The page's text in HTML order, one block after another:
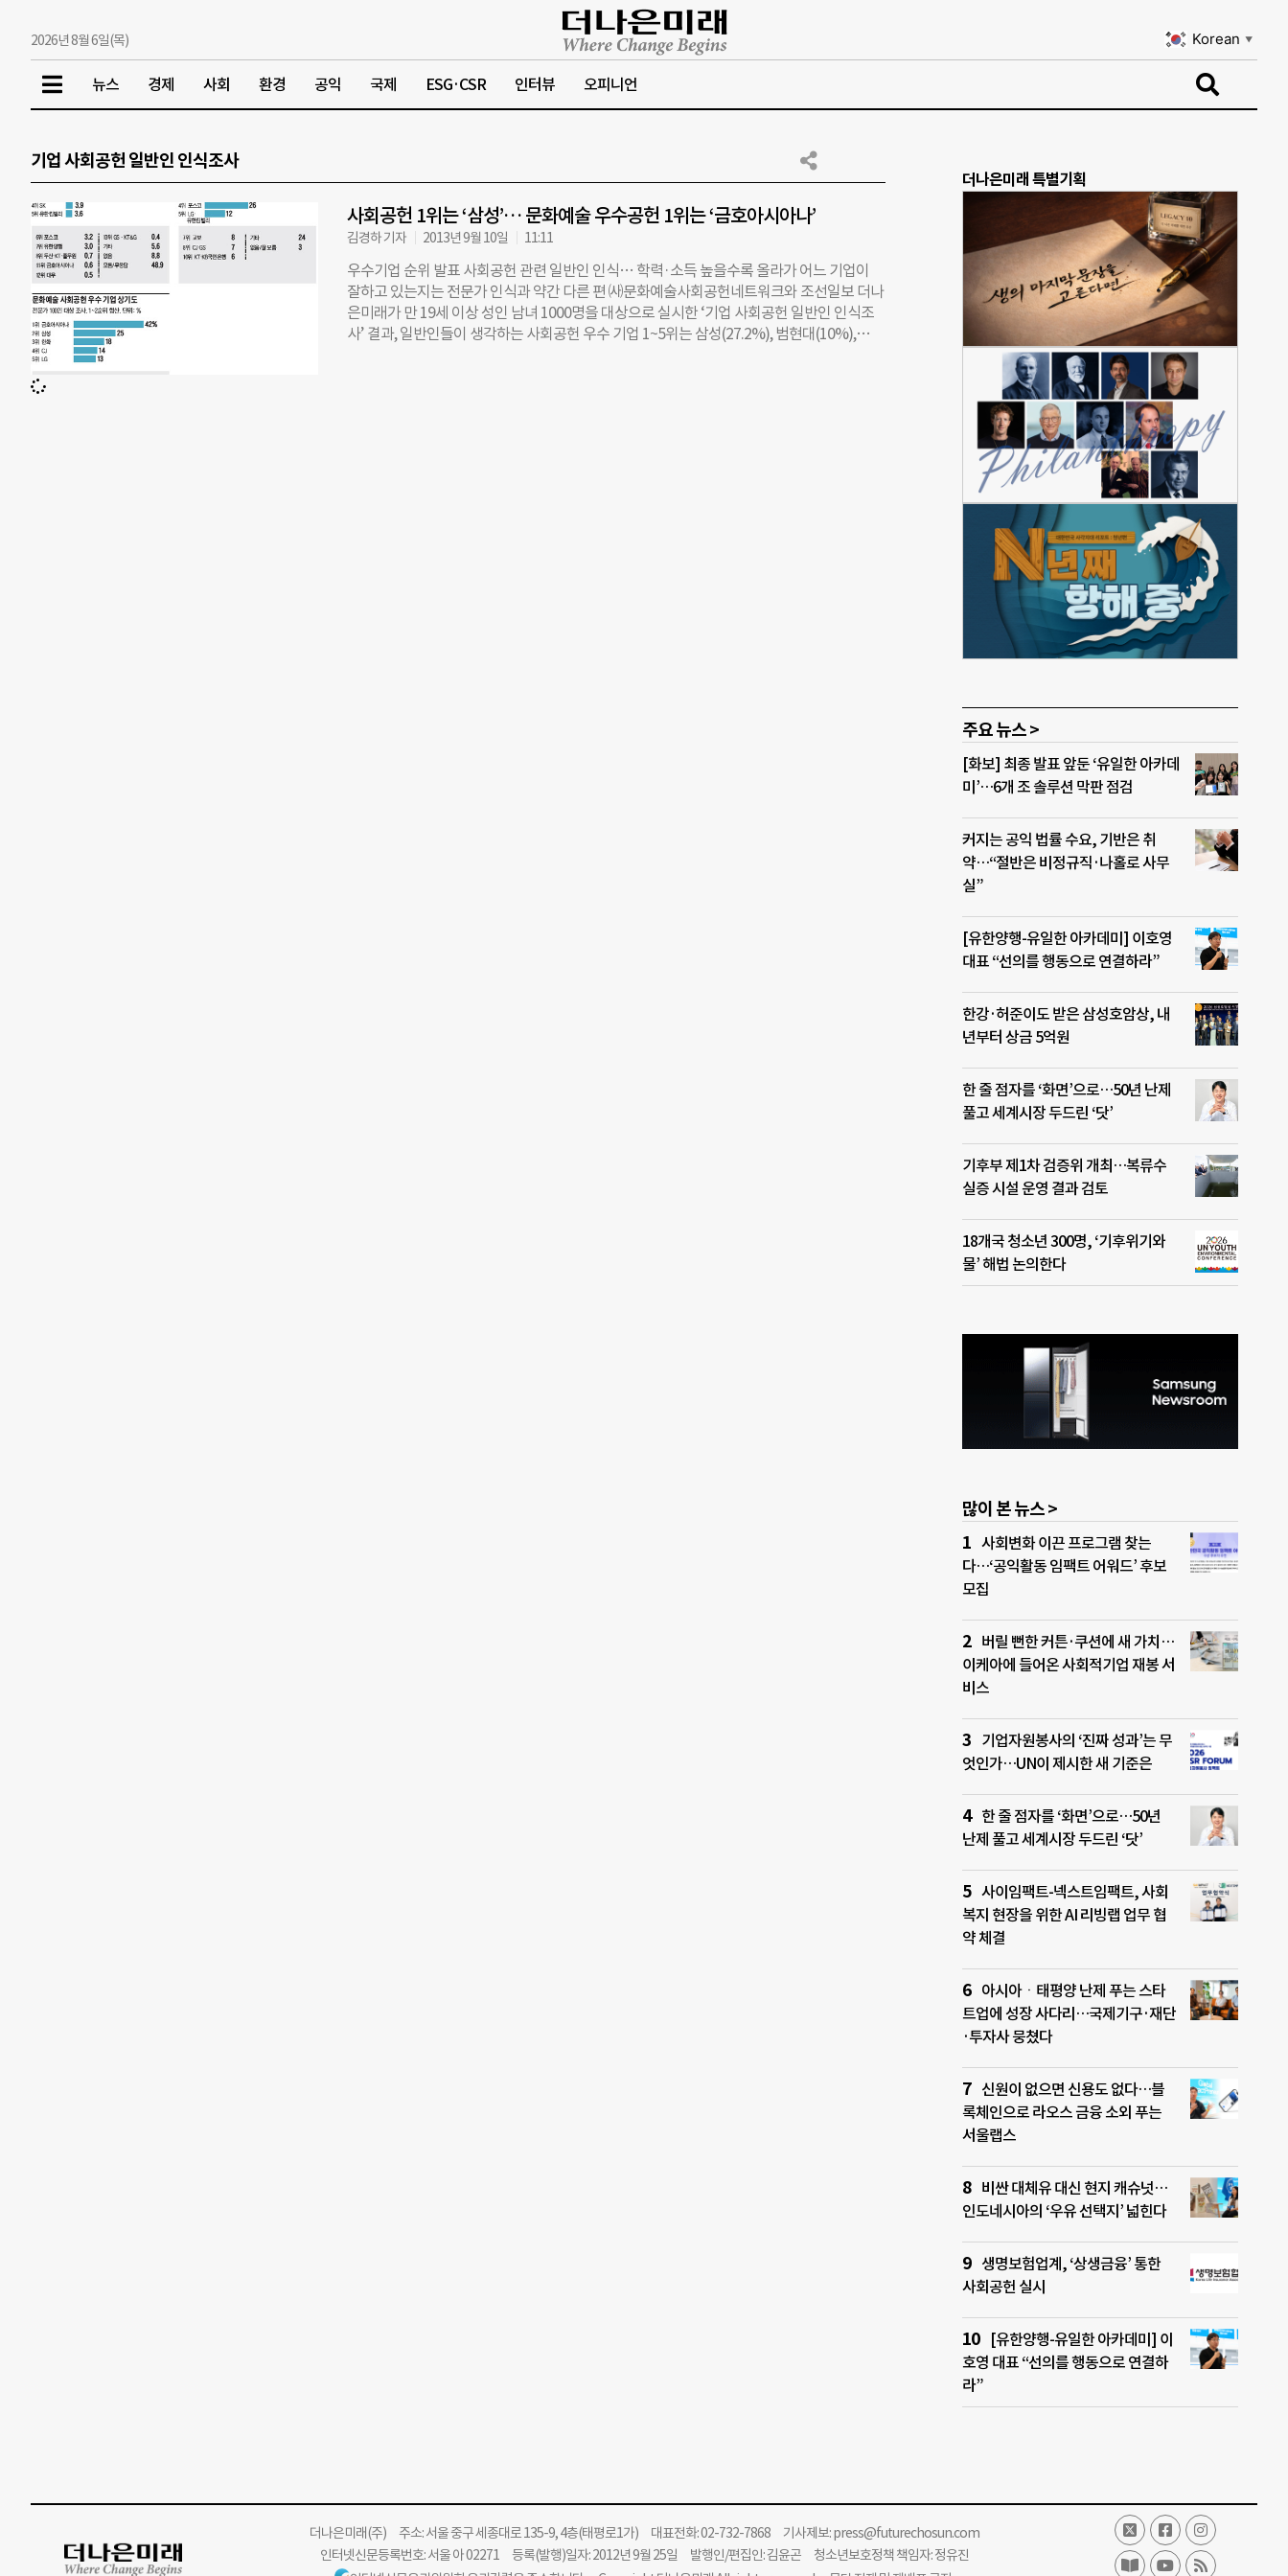
2026년 8월 6일(목) Korean ▼
뉴스 경제 사회 환경 공익 국제 ESG·CSR 인터뷰 오피니언
기업 사회공헌 일반인 인식조사
사회공헌 1위는 ‘삼성’… 문화예술 우수공헌 1위는 ‘금호아시아나’
김경하 기자 2013년 9월 10일 11:11
우수기업 순위 발표 사회공헌 관련 일반인 인식… 학력·소득 높을수록 올라가 어느 기업이
잘하고 있는지는 전문가 인식과 약간 다른 편 ㈔문화예술사회공헌네트워크와 조선일보 더나
은미래가 만 19세 이상 성인 남녀 1000명을 대상으로 실시한 ‘기업 사회공헌 일반인 인식조
사’ 결과, 일반인들이 생각하는 사회공헌 우수 기업 1~5위는 삼성(27.2%), 범현대(10%),
더나은미래 특별기획
주요 뉴스 >
[화보] 최종 발표 앞둔 ‘유일한 아카데
미’…6개 조 솔루션 막판 점검
커지는 공익 법률 수요, 기반은 취
약…“절반은 비정규직·나홀로 사무
실”
[유한양행-유일한 아카데미] 이호영
대표 “선의를 행동으로 연결하라”
한강·허준이도 받은 삼성호암상, 내
년부터 상금 5억원
한 줄 점자를 ‘화면’으로…50년 난제
풀고 세계시장 두드린 ‘닷’
기후부 제1차 검증위 개최…복류수
실증 시설 운영 결과 검토
18개국 청소년 300명, ‘기후위기와
물’ 해법 논의한다
많이 본 뉴스 >
사회변화 이끈 프로그램 찾는
다…‘공익활동 임팩트 어워드’ 후보
모집
버릴 뻔한 커튼·쿠션에 새 가치…
이케아에 들어온 사회적기업 재봉 서
비스
기업자원봉사의 ‘진짜 성과’는 무
엇인가…UN이 제시한 새 기준은
한 줄 점자를 ‘화면’으로…50년
난제 풀고 세계시장 두드린 ‘닷’
사이임팩트-넥스트임팩트, 사회
복지 현장을 위한 AI 리빙랩 업무 협
약 체결
아시아ㆍ태평양 난제 푸는 스타
트업에 성장 사다리…국제기구·재단
·투자사 뭉쳤다
신원이 없으면 신용도 없다…블
록체인으로 라오스 금융 소외 푸는
서울랩스
비싼 대체유 대신 현지 캐슈넛…
인도네시아의 ‘우유 선택지’ 넓힌다
생명보험업계, ‘상생금융’ 통한
사회공헌 실시
[유한양행-유일한 아카데미] 이
호영 대표 “선의를 행동으로 연결하
라”
더나은미래(주)주소: 서울 중구 세종대로 135-9, 4층(태평로1가) 대표전화: 02-732-7868 기사제보:press@futurechosun.com
인터넷신문등록번호: 서울 아 02271 등록(발행)일자: 2012년 9월 25일 발행인/편집인: 김윤곤 청소년보호정책 책임자: 정유진